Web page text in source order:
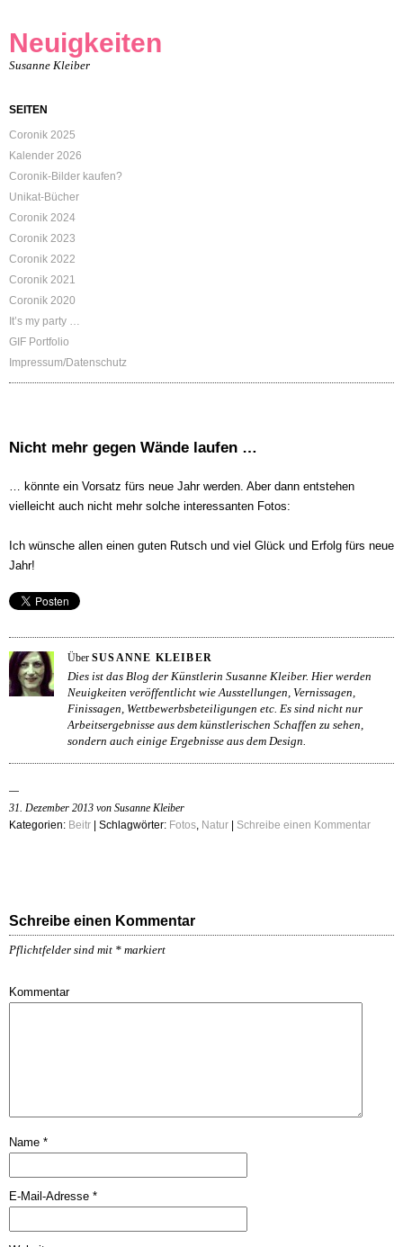
Neuigkeiten
Susanne Kleiber
SEITEN
Coronik 2025
Kalender 2026
Coronik-Bilder kaufen?
Unikat-Bücher
Coronik 2024
Coronik 2023
Coronik 2022
Coronik 2021
Coronik 2020
It’s my party …
GIF Portfolio
Impressum/Datenschutz
Nicht mehr gegen Wände laufen …
… könnte ein Vorsatz fürs neue Jahr werden. Aber dann entstehen
vielleicht auch nicht mehr solche interessanten Fotos:
Ich wünsche allen einen guten Rutsch und viel Glück und Erfolg fürs neue
Jahr!
Über SUSANNE KLEIBER
Dies ist das Blog der Künstlerin Susanne Kleiber. Hier werden
Neuigkeiten veröffentlicht wie Ausstellungen, Vernissagen,
Finissagen, Wettbewerbsbeteiligungen etc. Es sind nicht nur
Arbeitsergebnisse aus dem künstlerischen Schaffen zu sehen,
sondern auch einige Ergebnisse aus dem Design.
31. Dezember 2013 von Susanne Kleiber
Kategorien: Beitr | Schlagwörter: Fotos, Natur Schreibe einen Kommentar
Schreibe einen Kommentar
Pflichtfelder sind mit * markiert
Kommentar
Name *
E-Mail-Adresse *